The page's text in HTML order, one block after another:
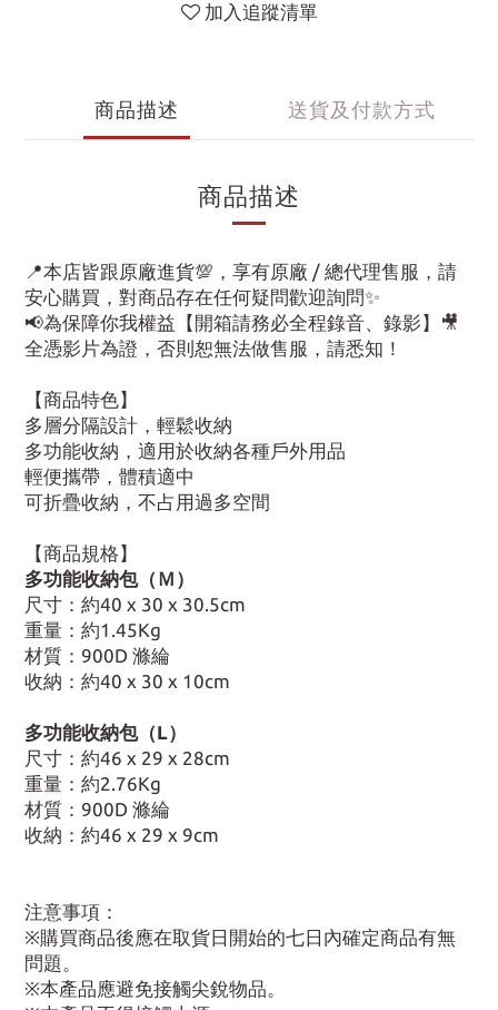
加入追蹤清單
商品描述 送貨及付款方式
商品描述
📍本店皆跟原廠進貨💯，享有原廠 / 總代理售服，請
安心購買，對商品存在任何疑問歡迎詢問✨
📢為保障你我權益【開箱請務必全程錄音、錄影】🎥
全憑影片為證，否則恕無法做售服，請悉知！
【商品特色】
多層分隔設計，輕鬆收納
多功能收納，適用於收納各種戶外用品
輕便攜帶，體積適中
可折疊收納，不占用過多空間
【商品規格】
多功能收納包（Ｍ）
尺寸：約40 x 30 x 30.5cm
重量：約1.45Kg
材質：900D 滌綸
收納：約40 x 30 x 10cm
多功能收納包（L）
尺寸：約46 x 29 x 28cm
重量：約2.76Kg
材質：900D 滌綸
收納：約46 x 29 x 9cm
注意事項：
※購買商品後應在取貨日開始的七日內確定商品有無
問題。
※本產品應避免接觸尖銳物品。